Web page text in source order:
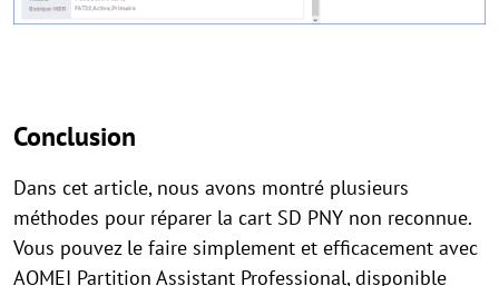
Conclusion
Dans cet article, nous avons montré plusieurs
méthodes pour réparer la cart SD PNY non reconnue.
Vous pouvez le faire simplement et efficacement avec
AOMEI Partition Assistant Professional, disponible